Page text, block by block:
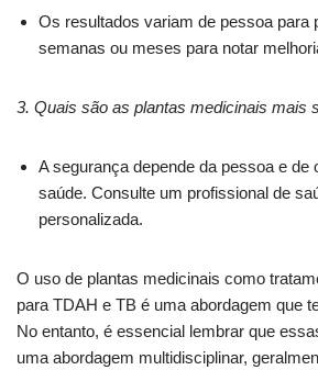
Os resultados variam de pessoa para
semanas ou meses para notar
3. Quais são as plantas medicinais mais
A segurança depende da pessoa e de
saúde. Consulte um profissional de
personalizada.
O uso de plantas medicinais como
para TDAH e TB é uma abordagem que
No entanto, é essencial lembrar que
uma abordagem multidisciplinar,